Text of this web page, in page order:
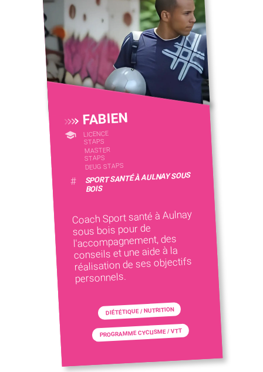
FABIEN
LICENCE
STAPS
MASTER
STAPS
DEUG STAPS
# SPORT SANTÉ À AULNAY SOUS
BOIS
Coach Sport santé à Aulnay
sous bois pour de
l'accompagnement, des
conseils et une aide à la
réalisation de ses objectifs
personnels.
DIÉTÉTIQUE / NUTRITION
PROGRAMME CYCLISME / VTT